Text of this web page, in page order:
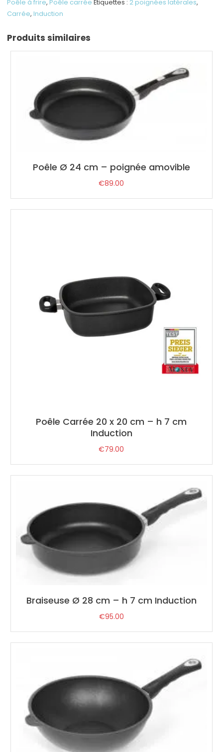
-
9
Poêle à frire,Poêle carrée Étiquettes : 2 poignées latérales,
Carrée,Induction
Produits similaires
Poêle Ø 24 cm – poignée amovible
€89.00
Poêle Carrée 20 x 20 cm – h 7 cm
Induction
€79.00
Braiseuse Ø 28 cm – h 7 cm Induction
€95.00